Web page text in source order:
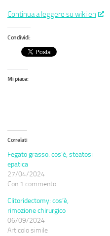
Continua a leggere su wiki en
Condividi:
Mi piace:
Correlati
Fegato grasso: cos’è, steatosi
epatica
27/04/2024
Con 1 commento
Clitoridectomy: cos’è,
rimozione chirurgico
06/09/2024
Articolo simile